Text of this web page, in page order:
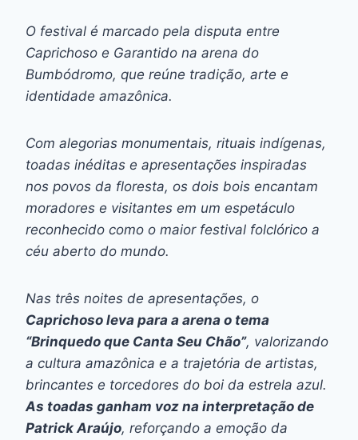
O festival é marcado pela disputa entre
Caprichoso e Garantido na arena do
Bumbódromo, que reúne tradição, arte e
identidade amazônica.
Com alegorias monumentais, rituais indígenas,
toadas inéditas e apresentações inspiradas
nos povos da floresta, os dois bois encantam
moradores e visitantes em um espetáculo
reconhecido como o maior festival folclórico a
céu aberto do mundo.
Nas três noites de apresentações, o
Caprichoso leva para a arena o tema
“Brinquedo que Canta Seu Chão”, valorizando
a cultura amazônica e a trajetória de artistas,
brincantes e torcedores do boi da estrela azul.
As toadas ganham voz na interpretação de
Patrick Araújo, reforçando a emoção da